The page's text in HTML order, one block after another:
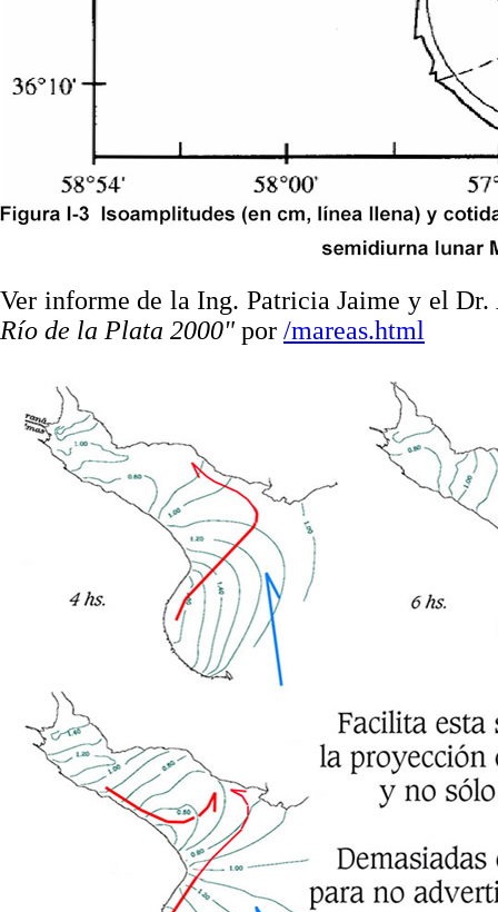
Ver informe de la Ing. Patricia Jaime y el Dr.
Río de la Plata 2000" por /mareas.html